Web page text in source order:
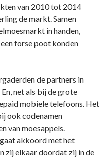
van 2010 tot 2014
de markt. Samen
in handen,
forse poot konden
de partners in
net als bij de grote
mobiele telefoons. Het
ook codenamen
van moesappels.
akkoord met het
zij elkaar doordat zij in de